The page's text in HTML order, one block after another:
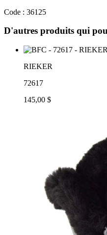
Code : 36125
D'autres produits qui
RIEKER
72617
145,00 $